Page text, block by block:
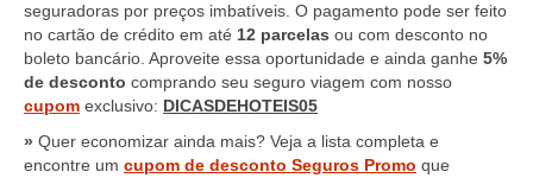
seguradoras por preços imbatíveis. O pagamento pode ser feito
no cartão de crédito em até 12 parcelas ou com desconto no
boleto bancário. Aproveite essa oportunidade e ainda ganhe 5%
de desconto comprando seu seguro viagem com nosso
cupom exclusivo: DICASDEHOTEIS05
» Quer economizar ainda mais? Veja a lista completa e
encontre um cupom de desconto Seguros Promo que